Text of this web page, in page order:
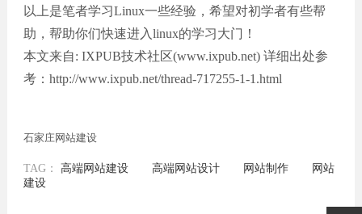
以上是笔者学习Linux一些经验，希望对初学者有些帮
助，帮助你们快速进入linux的学习大门！
本文来自: IXPUB技术社区(www.ixpub.net) 详细出处参
考：http://www.ixpub.net/thread-717255-1-1.html
石家庄网站建设
TAG： 高端网站建设 高端网站设计 网站制作
网站
建设